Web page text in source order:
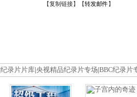
【复制链接】【转发邮件 】
纪录片片库 央视精品纪录片专场 BBC纪录片